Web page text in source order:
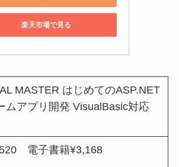
楽天市場で見る
MASTER はじめてのASP.NET
ムアプリ開発 VisualBasic対応
電子書籍¥3,168